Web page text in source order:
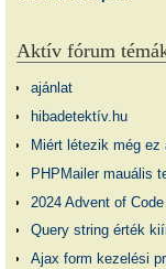
Aktív fórum
ajánlat
hibadetektív.hu
Miért létezik még ez
PHPMailer mauális
2024 Advent of Code
Query string érték
Ajax form kezelési